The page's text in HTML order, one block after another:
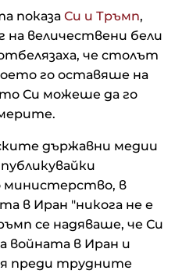
показа Си и Тръмп,
на величествени бели
че столът
го оставяше на
Си можеше да го
държавни медии
министерство, в
в Иран "никога не е
се надяваше, че Си
войната в Иран и
преди трудните